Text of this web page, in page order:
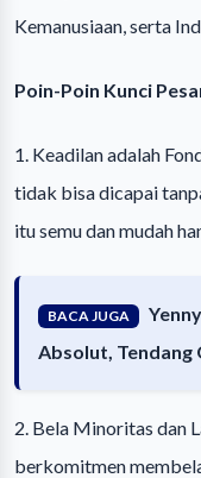
Kemanusiaan, serta
Poin-Poin Kunci
1. Keadilan adalah
tidak bisa dicapai
itu semu dan mudah
BACA JUGA
Absolut, Tendang
2. Bela Minoritas dan
berkomitmen